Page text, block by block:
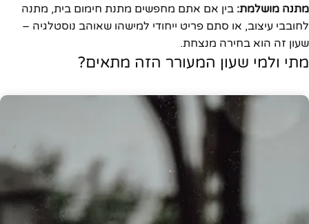
מתנה מושלמת: בין אם אתם מחפשים מתנת חימום בית, מתנה
לחובבי עיצוב, או סתם פריט ייחודי למישהו שאוהב נוסטלגיה –
שעון זה הוא בחירה מנצחת.
מתי ולמי שעון המעורר הזה מתאים?